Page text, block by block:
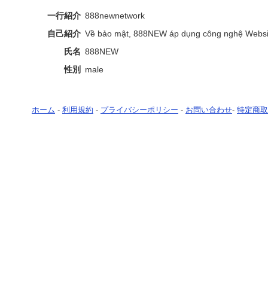
一行紹介 888newnetwork
自己紹介 Về bảo mật, 888NEW áp dụng công nghệ
氏名 888NEW
性別
male
ホーム - 利用規約 - プライバシーポリシー - お問い合わせ- 特定商